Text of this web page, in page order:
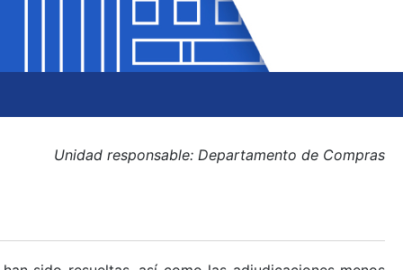
Unidad responsable: Departamento de Compras